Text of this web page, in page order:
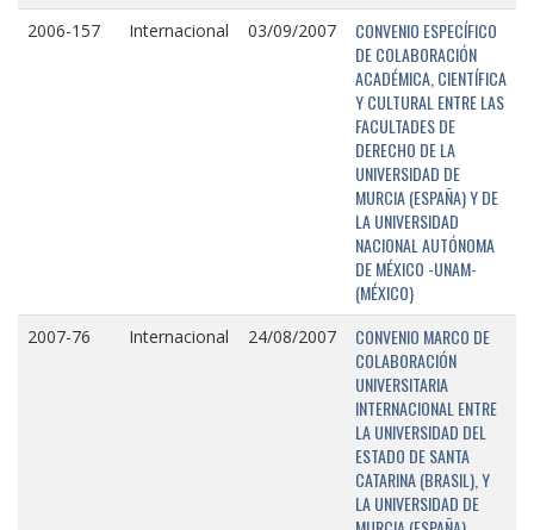
2006-157 Internacional 03/09/2007
CONVENIO ESPECÍFICO
DE COLABORACIÓN
ACADÉMICA, CIENTÍFICA
Y CULTURAL ENTRE LAS
FACULTADES DE
DERECHO DE LA
UNIVERSIDAD DE
MURCIA (ESPAÑA) Y DE
LA UNIVERSIDAD
NACIONAL AUTÓNOMA
DE MÉXICO -UNAM-
(MÉXICO)
2007-76 Internacional 24/08/2007
CONVENIO MARCO DE
COLABORACIÓN
UNIVERSITARIA
INTERNACIONAL ENTRE
LA UNIVERSIDAD DEL
ESTADO DE SANTA
CATARINA (BRASIL), Y
LA UNIVERSIDAD DE